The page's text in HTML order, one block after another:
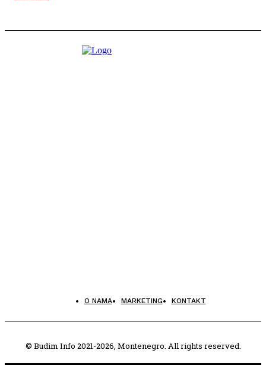
O NAMA MARKETING KONTAKT
© Budim Info 2021-2026, Montenegro. All rights reserved.